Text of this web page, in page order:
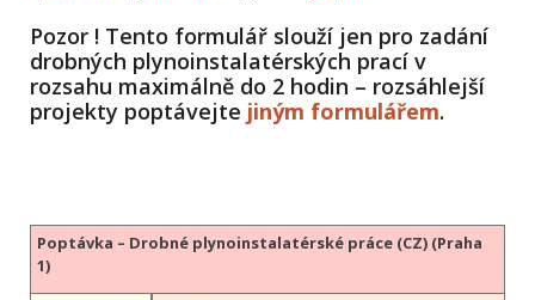
Pozor ! Tento formulář slouží jen pro zadání
drobných plynoinstalatérských prací v
rozsahu maximálně do 2 hodin – rozsáhlejší
projekty poptávejte jiným formulářem.
Poptávka – Drobné plynoinstalatérské práce (CZ) (Praha
1)